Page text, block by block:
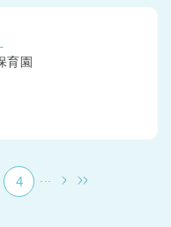
兵庫県 全域
育園
4